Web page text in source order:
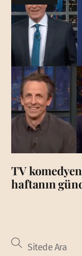
TV
haftanın